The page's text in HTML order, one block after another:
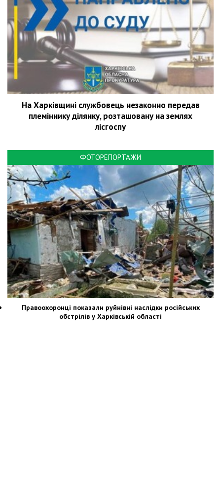
На Харківщині службовець незаконно передав
племіннику ділянку, розташовану на землях
лісгоспу
ФОТОРЕПОРТАЖИ
Правоохоронці показали руйнівні наслідки російських
обстрілів у Харківській області